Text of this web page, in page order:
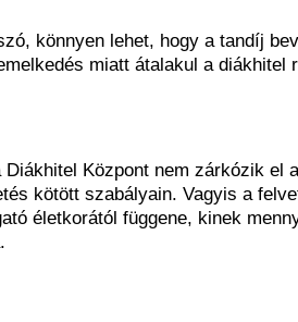
könnyen lehet, hogy a tandíj
miatt átalakul a diákhitel
Központ nem zárkózik el
kötött szabályain. Vagyis a
életkorától függene, kinek